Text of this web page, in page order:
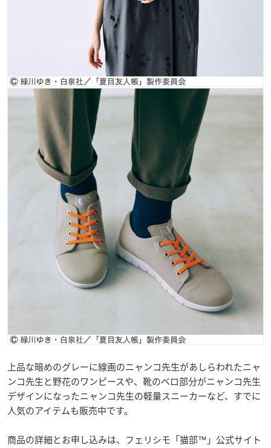
上品な暗めのグレーに線画のニャンコ先生があしらわれたニャ
ンコ先生と野花のワンピースや、靴のベロ部分がニャンコ先生
デザインになったニャンコ先生の軽量スニーカーなど、すでに
人気のアイテムも販売中です。
商品の詳細とお申し込みは、フェリシモ「猫部™」公式サイト